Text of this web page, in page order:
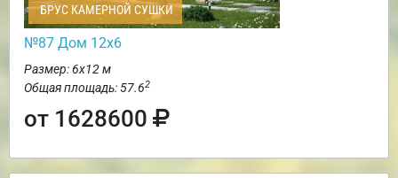
БРУС КАМЕРНОЙ СУШКИ
№87 Дом 12х6
Размер: 6х12 м
Общая площадь: 57.62
от 1628600